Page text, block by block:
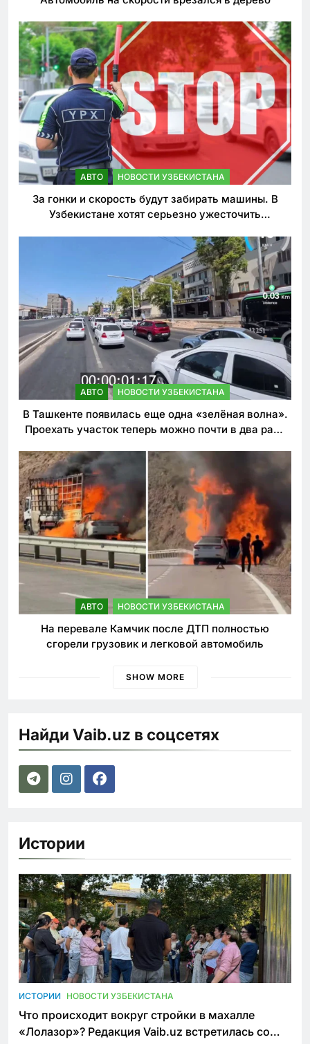
АВТО НОВОСТИ УЗБЕКИСТАНА
За гонки и скорость будут забирать машины. В
Узбекистане хотят серьезно ужесточить
АВТО НОВОСТИ УЗБЕКИСТАНА
В Ташкенте появилась еще одна «зелёная волна».
Проехать участок теперь можно почти в два раза
АВТО НОВОСТИ УЗБЕКИСТАНА
На перевале Камчик после ДТП полностью
сгорели грузовик и легковой автомобиль
SHOW MORE
Найди Vaib.uz в соцсетях
Истории
ИСТОРИИ НОВОСТИ УЗБЕКИСТАНА
Что происходит вокруг стройки в махалле
«Лолазор»? Редакция Vaib.uz встретилась со